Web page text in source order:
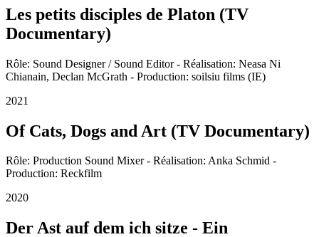
Les petits disciples de Platon (TV
Documentary)
Rôle: Sound Designer / Sound Editor - Réalisation: Neasa Ni
Chianain, Declan McGrath - Production: soilsiu films (IE)
2021
Of Cats, Dogs and Art (TV Documentary)
Rôle: Production Sound Mixer - Réalisation: Anka Schmid -
Production: Reckfilm
2020
Der Ast auf dem ich sitze - Ein